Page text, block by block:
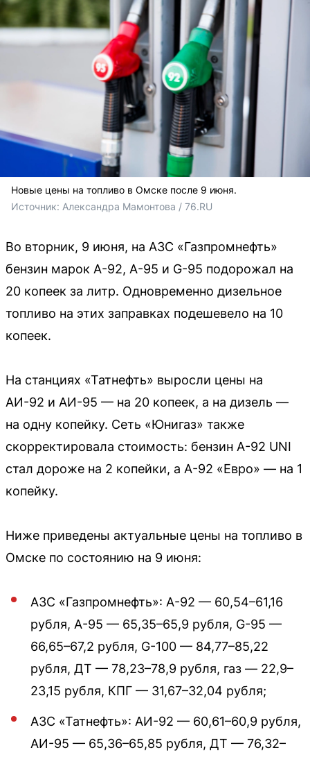
Новые цены на топливо в Омске после 9 июня.
Источник: Александра Мамонтова / 76.RU
Во вторник, 9 июня, на АЗС «Газпромнефть»
бензин марок А-92, А-95 и G-95 подорожал на
20 копеек за литр. Одновременно дизельное
топливо на этих заправках подешевело на 10
копеек.
На станциях «Татнефть» выросли цены на
АИ-92 и АИ-95 — на 20 копеек, а на дизель —
на одну копейку. Сеть «Юнигаз» также
скорректировала стоимость: бензин А-92 UNI
стал дороже на 2 копейки, а А-92 «Евро» — на 1
копейку.
Ниже приведены актуальные цены на топливо в
Омске по состоянию на 9 июня:
АЗС «Газпромнефть»: А-92 — 60,54–61,16
рубля, А-95 — 65,35–65,9 рубля, G-95 —
66,65–67,2 рубля, G-100 — 84,77–85,22
рубля, ДТ — 78,23–78,9 рубля, газ — 22,9–
23,15 рубля, КПГ — 31,67–32,04 рубля;
АЗС «Татнефть»: АИ-92 — 60,61–60,9 рубля,
АИ-95 — 65,36–65,85 рубля, ДТ — 76,32–